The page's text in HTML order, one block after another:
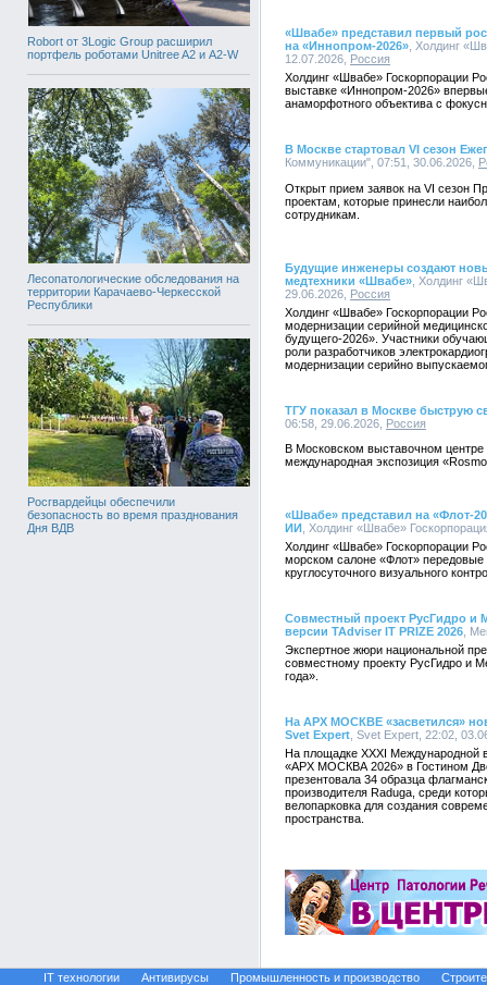
Robort от 3Logic Group расширил
портфель роботами Unitree A2 и A2-W
Лесопатологические обследования на
территории Карачаево-Черкесской
Республики
Росгвардейцы обеспечили
безопасность во время празднования
Дня ВДВ
«Швабе» представил первый
на «Иннопром-2026» , Холдинг
12.07.2026, Россия
Холдинг «Швабе» Госкорпорации
выставке «Иннопром-2026»
анаморфотного объектива с
В Москве стартовал VI сезон
Коммуникации", 07:51, 30.06.2026,
Открыт прием заявок на VI сезон
проектам, которые принесли
сотрудникам.
Будущие инженеры создают
медтехники «Швабе» , Холдинг
29.06.2026, Россия
Холдинг «Швабе» Госкорпорации
модернизации серийной
будущего-2026». Участники
роли разработчиков
модернизации серийно
ТГУ показал в Москве быструю
06:58, 29.06.2026, Россия
В Московском выставочном
международная экспозиция
«Швабе» представил на «Флот-
ИИ , Холдинг «Швабе»
Холдинг «Швабе» Госкорпорации
морском салоне «Флот» передовые
круглосуточного визуального
Совместный проект РусГидро и
версии TAdviser IT PRIZE 2026 ,
Экспертное жюри национальной
совместному проекту РусГидро и
года».
На АРХ МОСКВЕ «засветился»
Svet Expert , Svet Expert, 22:02,
На площадке XXXI Международной
«АРХ МОСКВА 2026» в Гостином
презентовала 34 образца
производителя Raduga, среди
велопарковка для создания
пространства.
IT технологии Антивирусы Промышленность и производство